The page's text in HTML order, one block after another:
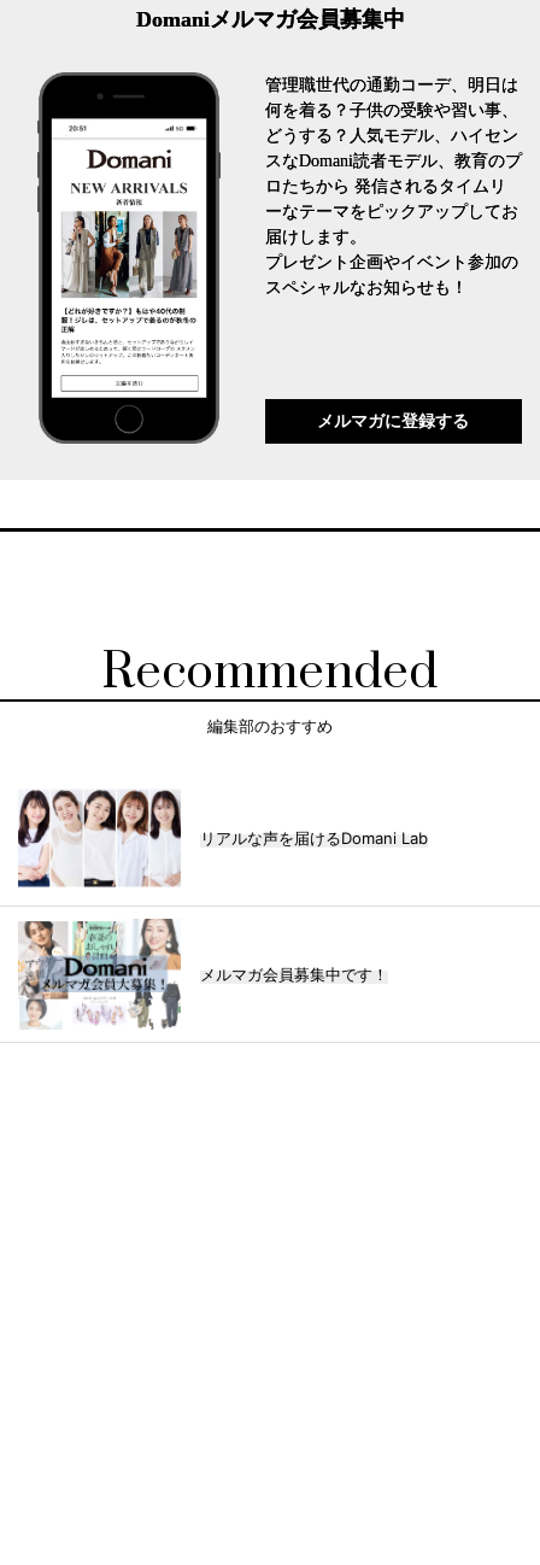
Domaniメルマガ会員募集中
管理職世代の通勤コーデ、明日は
何を着る？子供の受験や習い事、
どうする？人気モデル、ハイセン
スなDomani読者モデル、教育のプ
ロたちから 発信されるタイムリ
ーなテーマをピックアップしてお
届けします。
プレゼント企画やイベント参加の
スペシャルなお知らせも！
メルマガに登録する
Recommended
編集部のおすすめ
リアルな声を届けるDomani Lab
メルマガ会員募集中です！